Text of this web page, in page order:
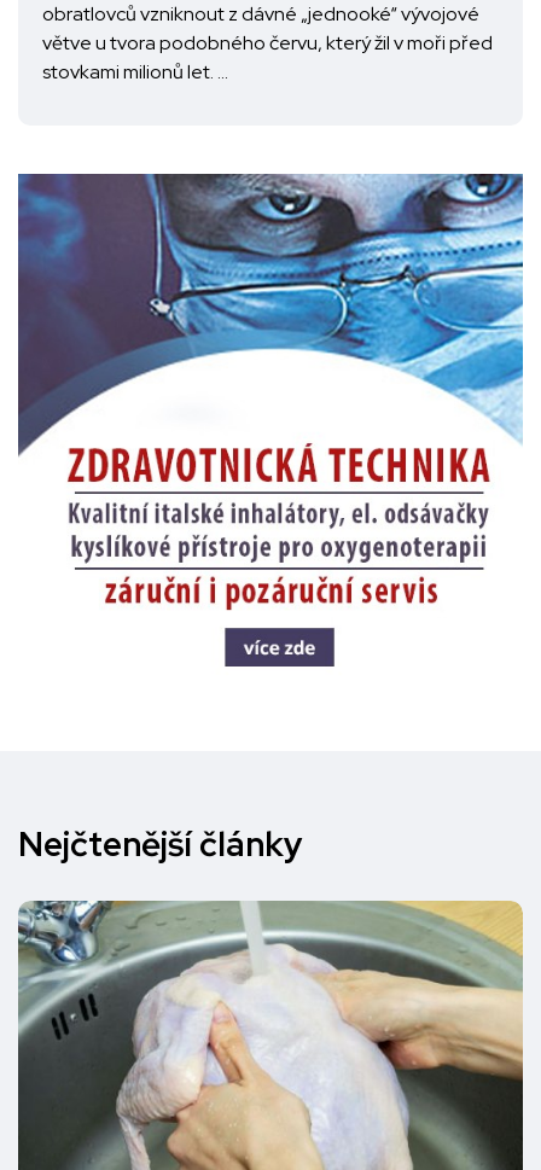
obratlovců vzniknout z dávné „jednooké“ vývojové
větve u tvora podobného červu, který žil v moři před
stovkami milionů let. …
Nejčtenější články